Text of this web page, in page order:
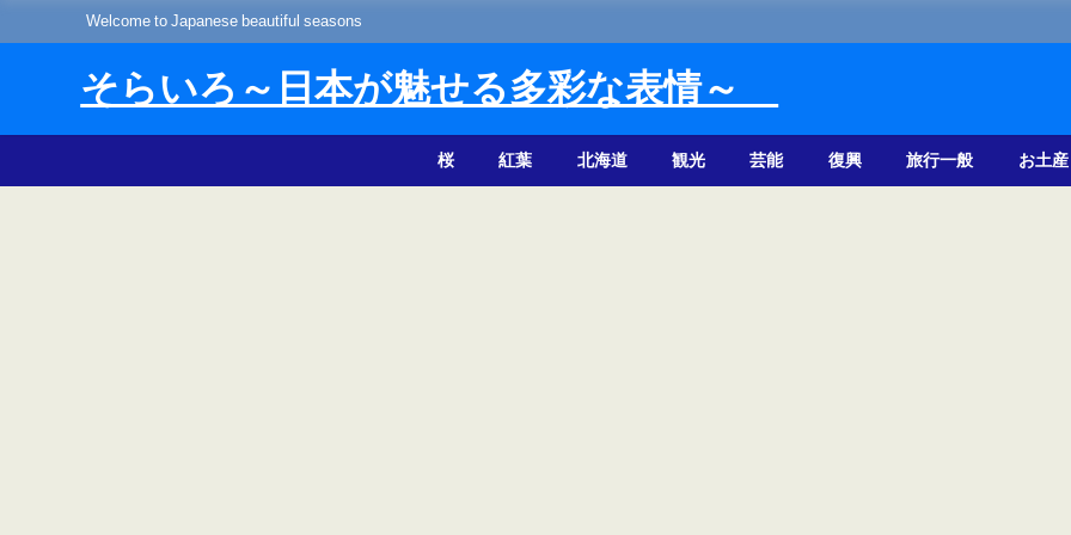
Welcome to Japanese beautiful seasons
そらいろ～日本が魅せる多彩な表情～
桜 紅葉 北海道 観光 芸能 復興 旅行一般 お土